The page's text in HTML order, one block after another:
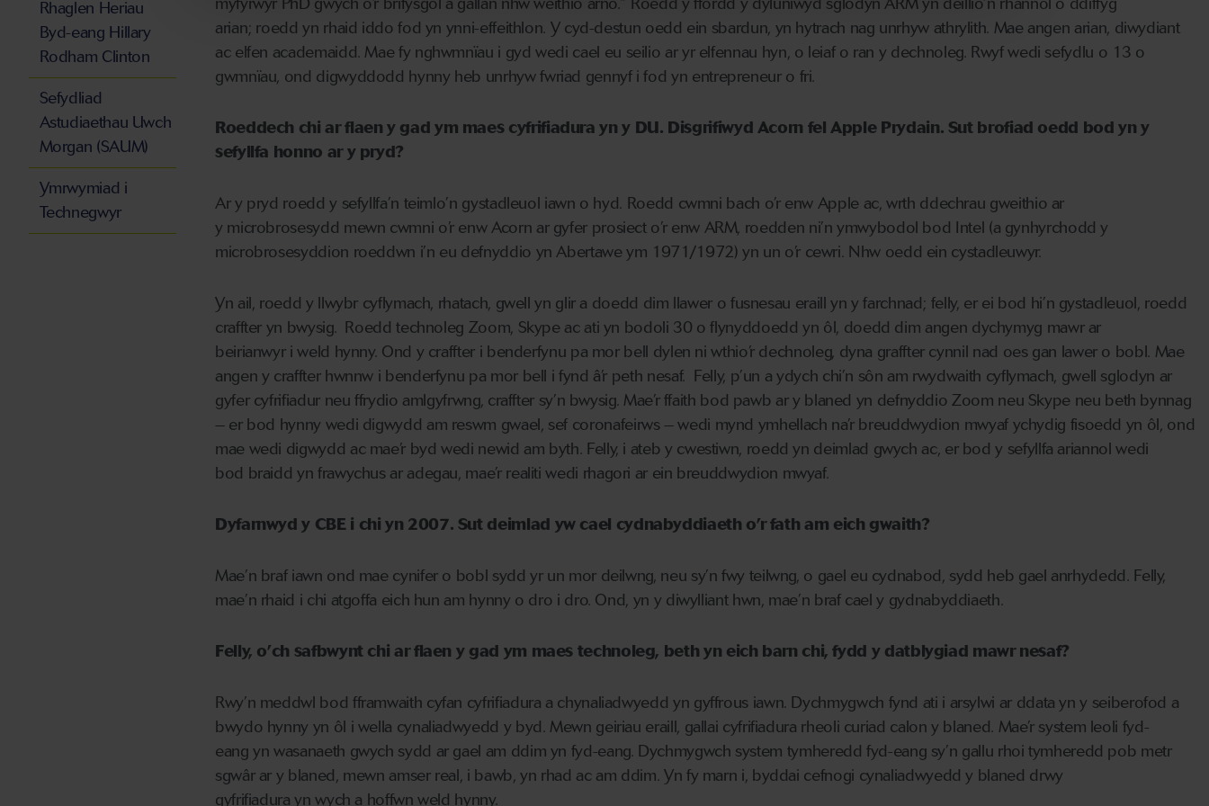
arian; roeddyn rhaid iddo fod yn ynni-effeithlon. Y cyd-destun oedd ein sbardun, yn hytrach nag unrhyw athrylith. Mae angen arian, diwydiant
ac elfen academaidd. Maefy nghwmnïau i gydwedi cael eu seilio ar yr elfennau hyn, o leiaf o ran y dechnoleg. Rwyfwedi sefydlu o 13 o
gwmnïau, ond digwyddodd hynny heb unrhyw fwriad gennyf i fod yn entrepreneur o fri.
Roeddech chi ar flaen y gad ym maes cyfrifiadura yn y DU. Disgrifiwyd Acorn fel Apple Prydain. Sut brofiad oedd bod yn y
sefyllfa honno ar y pryd?
Ary pryd roedd y sefyllfa’n teimlo’n gystadleuol iawn o hyd. Roedd cwmni bach o’r enw Appleac, wrth ddechrau gweithio ar
y microbrosesydd mewn cwmni o’r enw Acorn ar gyfer prosiect o’r enw ARM, roedden ni’n ymwybodol bod Intel (a gynhyrchodd y
microbrosesyddion roeddwn i’n eu defnyddio yn Abertawe ym 1971/1972) yn un o’r cewri. Nhw oedd ein cystadleuwyr.
Yn ail, roedd y llwybr cyflymach, rhatach, gwell yn glir a doedd dim llawer o fusnesau eraill yn y farchnad; felly, er ei bod hi’n gystadleuol, roedd
craffter yn bwysig. Roeddtechnoleg Zoom, Skype ac ati yn bodoli 30 o flynyddoedd yn ôl, doedd dim angen dychymyg mawr ar
beirianwyr iweld hynny. Ond y craffter i benderfynu pa mor bell dylen ni wthio’r dechnoleg, dyna graffter cynnil nad oes gan lawer o bobl. Mae
angen y craffter hwnnw i benderfynu pa mor bell i fynd â’r peth nesaf. Felly, p’un a ydych chi’n sôn am rwydwaith cyflymach, gwell sglodyn ar
gyfer cyfrifiadur neu ffrydio amlgyfrwng, craffter sy’n bwysig. Mae’r ffaith bod pawb ar y blaned yn defnyddioZoom neu Skype neu beth bynnag
– er bod hynny wedi digwydd am reswm gwael, sef coronafeirws– wedi mynd ymhellach na’r breuddwydion mwyaf ychydig fisoedd yn ôl, ond
mae wedi digwydd ac mae’r byd wedi newid am byth. Felly, i ateb y cwestiwn, roeddyn deimlad gwych ac, er body sefyllfa ariannol wedi
bod braidd yn frawychus ar adegau, mae’r realiti wedi rhagori ar ein breuddwydion mwyaf.
Dyfarnwyd y CBE i chi yn 2007. Sut deimlad yw cael cydnabyddiaeth o’r fath am eich gwaith?
Mae’n braf iawn ond mae cynifer o bobl sydd yr un mor deilwng, neu sy’n fwy teilwng, o gael eu cydnabod, sydd heb gael anrhydedd. Felly,
mae’n rhaid i chi atgoffa eich hun am hynny o dro i dro. Ond, yn y diwylliant hwn, mae’n brafcael y gydnabyddiaeth.
Felly, o’ch safbwynt chiar flaen y gad ym maes technoleg, beth yn eich barn chi, fydd y datblygiad mawr nesaf?
Rwy’n meddwl bod fframwaith cyfan cyfrifiadura a chynaliadwyedd yn gyffrous iawn. Dychmygwch fynd ati i arsylwi ar ddata yn y seiberofod a
bwydo hynny yn ôl i wella cynaliadwyedd y byd. Mewn geiriau eraill, gallai cyfrifiadura rheoli curiad calon y blaned. Mae’rsystem leoli fyd-
eang yn wasanaeth gwych sydd ar gael am ddim yn fyd-eang. Dychmygwch system tymheredd fyd-eang sy’n gallu rhoi tymheredd pob metr
sgwâr ar y blaned, mewn amser real, i bawb, yn rhad ac am ddim. Yn fy marn i, byddai cefnogi cynaliadwyedd y blaned drwy
gyfrifiaduraynwych a hoffwn weld hynny.
Rhaglen Heriau
Byd-eang Hillary
Rodham Clinton
Sefydliad
Astudiaethau Uwch
Morgan (SAUM)
Ymrwymiad i
Technegwyr